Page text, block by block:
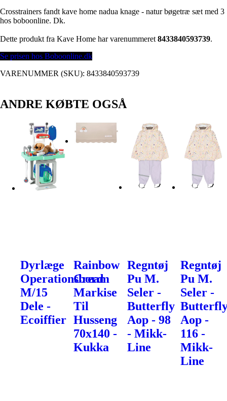
Crosstrainers fandt kave home nadua knage - natur bøgetræ sæt med 3
hos boboonline. Dk.
Dette produkt fra Kave Home har varenummeret 8433840593739.
Se prisen hos Boboonline.dk
VARENUMMER (SKU): 8433840593739
ANDRE KØBTE OGSÅ
Dyrlæge
Operationsbord
M/15
Dele -
Ecoiffier
Rainbow
Cream
Markise
Til
Husseng
70x140 -
Kukka
Regntøj
Pu M.
Seler -
Butterfly
Aop - 98
- Mikk-
Line
Regntøj
Pu M.
Seler -
Aop -
116 -
Mikk-
Line